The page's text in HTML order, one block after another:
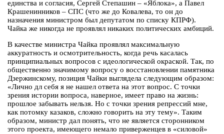
единства и согласия, Сергей Степашин – «Яблока», а Павел
Крашенинников – СПС (что же до Ковалева, то он до
назначения министром был депутатом по списку КПРФ).
Чайка же никогда не проявлял никаких политических амбиций.
В качестве министра Чайка проявлял максимальную
аккуратность и осмотрительность, когда речь касалась
принципиальных вопросов с идеологической окраской. Так, по
общественно значимому вопросу о восстановлении памятника
Дзержинскому, позиция Чайки выглядела следующим образом:
«Лично дл себя я не нашел ответа на этот вопрос. С точки
зрения истории вопроса, наверное, имеет право на жизнь:
прошлое забывать нельзя. Но с точки зрения репрессий мне,
как потомку казаков, сложно говорить на эту тему». Таким
образом, министр дал понять, что не является сторонником
этого проекта, имеющего немало приверженцев в «силовой»